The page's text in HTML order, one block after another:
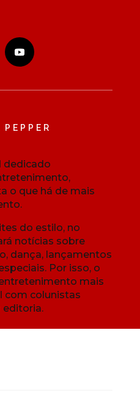
dedicado
o que há de mais
do estilo, no
notícias sobre
dança, lançamentos
Por isso, o
mais
com colunistas
editoria.